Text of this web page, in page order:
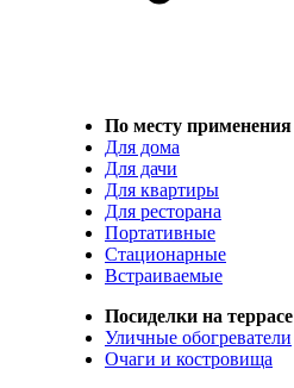
По месту применения
Для дома
Для дачи
Для квартиры
Для ресторана
Портативные
Стационарные
Встраиваемые
Посиделки на террасе
Уличные обогреватели
Очаги и костровища